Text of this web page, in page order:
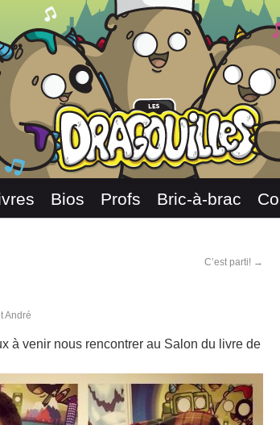
Bios Profs Bric-à-brac
C’est parti! →
André
à venir nous rencontrer au Salon du livre de